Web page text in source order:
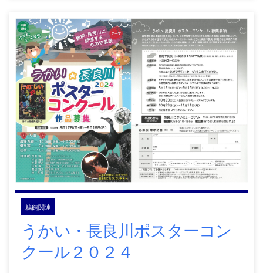
鵜飼関連
うかい・長良川ポスターコン
クール２０２４